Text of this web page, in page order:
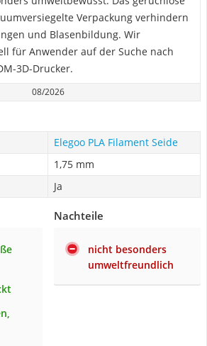
Verpackung verhindern
und Blasenbildung. Wir
für Anwender auf der Suche nach
3D-Drucker.
08/2026
Elegoo PLA Filament Seide
1,75 mm
Ja
Nachteile
nicht besonders
umweltfreundlich